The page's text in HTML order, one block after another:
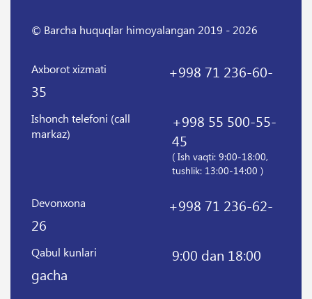
© Barcha huquqlar himoyalangan 2019 - 2026
Axborot xizmati
+998 71 236-60-
35
Ishonch telefoni (call
markaz)
+998 55 500-55-
45
( Ish vaqti: 9:00-18:00,
tushlik: 13:00-14:00 )
Devonxona
+998 71 236-62-
26
Qabul kunlari
9:00 dan 18:00
gacha